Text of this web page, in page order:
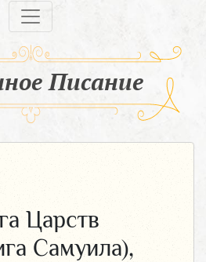
Писание
Царств
Самуила),